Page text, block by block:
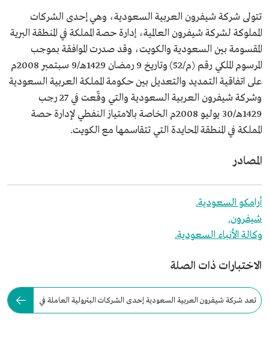
تتولى شركة شيفرون العربية السعودية، وهي إحدى الشركات
المملوكة لشركة شيفرون العالمية، إدارة حصة المملكة في المنطقة البرية
المقسومة بين السعودية والكويت، وقد صدرت الموافقة بموجب
المرسوم الملكي رقم (م/52) وتاريخ 9 رمضان 1429هـ/9 سبتمبر 2008م
على اتفاقية التمديد والتعديل بين حكومة المملكة العربية السعودية
وشركة شيفرون العربية السعودية والتي وقّعت في 27 رجب
1429هـ/30 يوليو 2008م الخاصة بالامتياز النفطي لإدارة حصة
المملكة في المنطقة المحايدة التي تتقاسمها مع الكويت.
المصادر
أرامكو السعودية.
شيفرون.
وكالة الأنباء السعودية.
الاختبارات ذات الصلة
تعد شركة شيفرون العربية السعودية إحدى الشركات البترولية العاملة في